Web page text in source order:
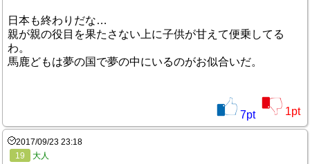
日本も終わりだな…
親が親の役目を果たさない上に子供が甘えて便乗してる
わ。
馬鹿どもは夢の国で夢の中にいるのがお似合いだ。
7pt 1pt
2017/09/23 23:18
19
大人